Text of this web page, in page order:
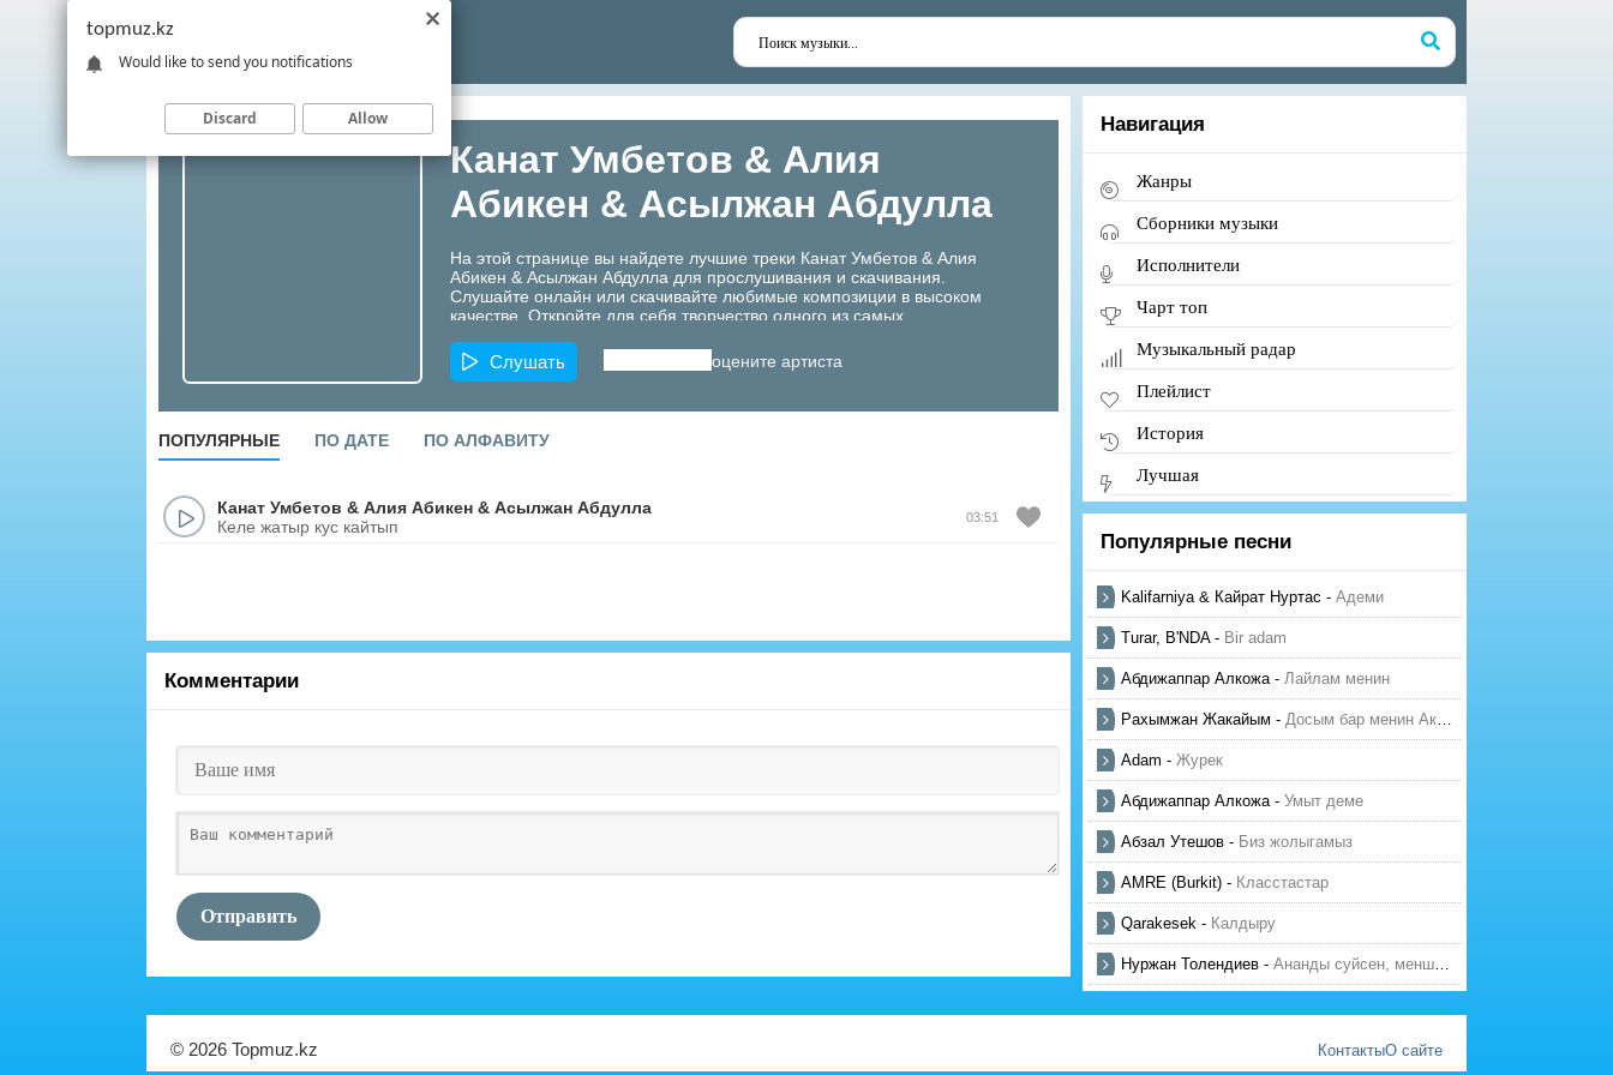
Канат Умбетов & Алия
Абикен & Асылжан Абдулла
На этой странице вы найдете лучшие треки Канат Умбетов & Алия
Абикен & Асылжан Абдулла для прослушивания и скачивания.
Слушайте онлайн или скачивайте любимые композиции в высоком
качестве. Откройте для себя творчество одного из самых
Слушать оцените артиста
ПОПУЛЯРНЫЕ ПО ДАТЕ ПО АЛФАВИТУ
Канат Умбетов & Алия Абикен & Асылжан Абдулла
Келе жатыр кус кайтып
03:51
Комментарии
Отправить
Навигация
Жанры
Сборники музыки
Исполнители
Чарт топ
Музыкальный радар
Плейлист
История
Лучшая
Популярные песни
Kalifarniya & Кайрат Нуртас - Адеми
Turar, B'NDA- Bir adam
Абдижаппар Алкожа- Лайлам менин
Рахымжан Жакайым - Досым бар менин Актауда
Adam - Журек
Абдижаппар Алкожа- Умыт деме
Абзал Утешов - Биз жолыгамыз
AMRE (Burkit) - Класстастар
Qarakesek - Калдыру
Нуржан Толендиев - Ананды суйсен, менше суй
© 2026 Topmuz.kz КонтактыО сайте
topmuz.kz
Would like to send you notifications
Discard Allow